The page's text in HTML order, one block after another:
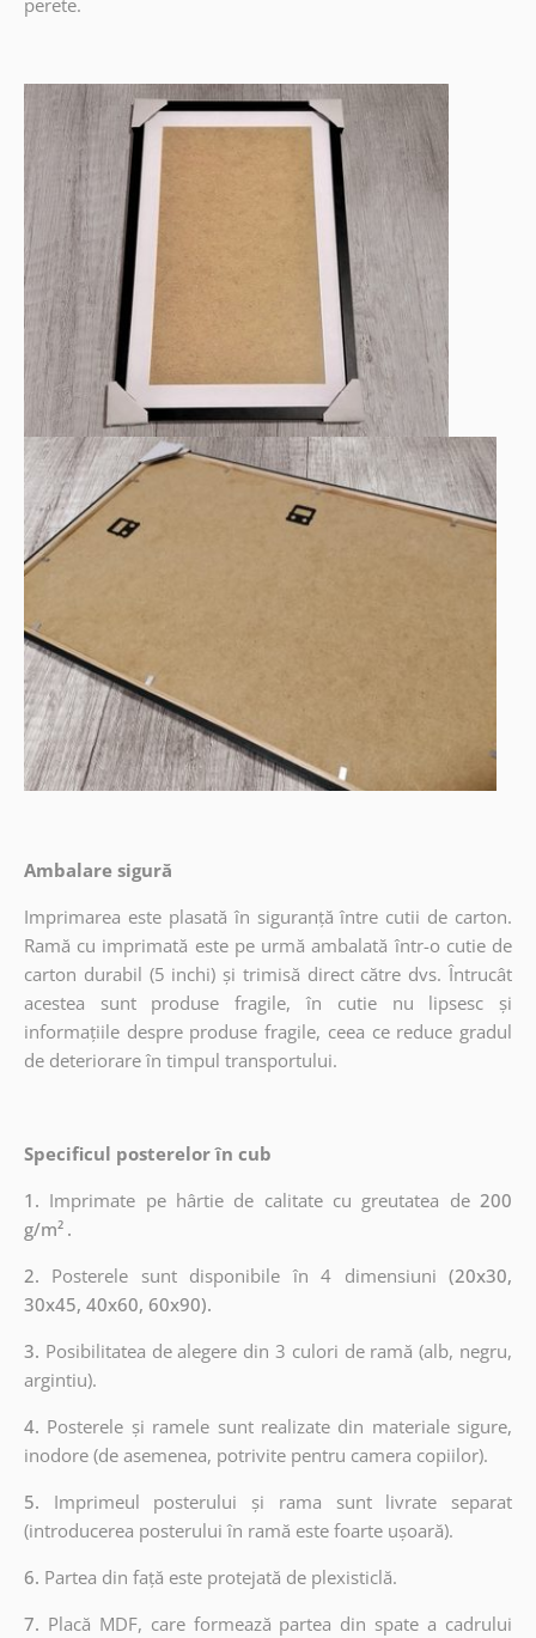
perete.
Ambalare sigură
Imprimarea este plasată în siguranță între cutii de carton.
Ramă cu imprimată este pe urmă ambalată într-o cutie de
carton durabil (5 inchi) și trimisă direct către dvs. Întrucât
acestea sunt produse fragile, în cutie nu lipsesc și
informațiile despre produse fragile, ceea ce reduce gradul
de deteriorare în timpul transportului.
Specificul posterelor în cub
1. Imprimate pe hârtie de calitate cu greutatea de200
g/m² .
2. Posterele sunt disponibile în 4 dimensiuni (20x30,
30x45, 40x60, 60x90).
3. Posibilitatea de alegere din 3 culori de ramă (alb, negru,
argintiu).
4. Posterele și ramele sunt realizate din materiale sigure,
inodore (de asemenea, potrivite pentru camera copiilor).
5. Imprimeul posterului și rama sunt livrate separat
(introducerea posterului în ramă este foarte ușoară).
6. Partea din față este protejată de plexisticlă.
7. Placă MDF, care formează partea din spate a cadrului